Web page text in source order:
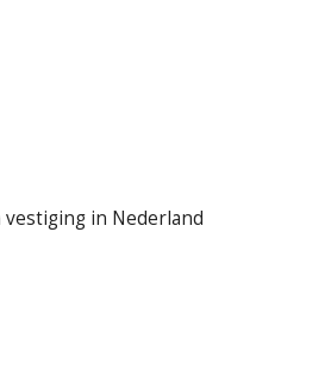
in Nederland